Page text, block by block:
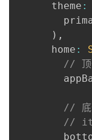
      theme
:
) ,
      home
:
// 顶
// 底
//